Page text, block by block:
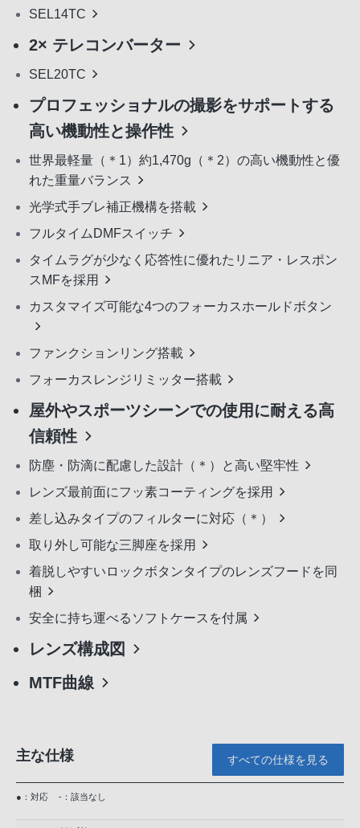
SEL14TC
2× テレコンバーター
SEL20TC
プロフェッショナルの撮影をサポートする
高い機動性と操作性
世界最軽量（＊1）約1,470g（＊2）の高い機動性と優
れた重量バランス
光学式手ブレ補正機構を搭載
フルタイムDMFスイッチ
タイムラグが少なく応答性に優れたリニア・レスポン
スMFを採用
カスタマイズ可能な4つのフォーカスホールドボタン
ファンクションリング搭載
フォーカスレンジリミッター搭載
屋外やスポーツシーンでの使用に耐える高
信頼性
防塵・防滴に配慮した設計（＊）と高い堅牢性
レンズ最前面にフッ素コーティングを採用
差し込みタイプのフィルターに対応（＊）
取り外し可能な三脚座を採用
着脱しやすいロックボタンタイプのレンズフードを同
梱
安全に持ち運べるソフトケースを付属
レンズ構成図
MTF曲線
主な仕様 すべての仕様を見る
●：対応 -：該当なし